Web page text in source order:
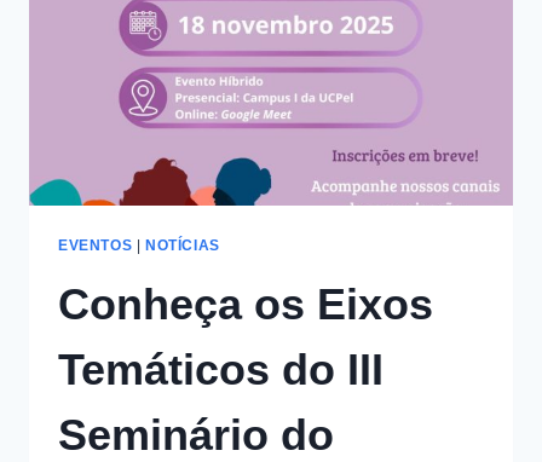
OBSERVATÓRIO
NOSOTRAS
EVENTOS NOTÍCIAS
Conheça os Eixos
Temáticos do III
Seminário do